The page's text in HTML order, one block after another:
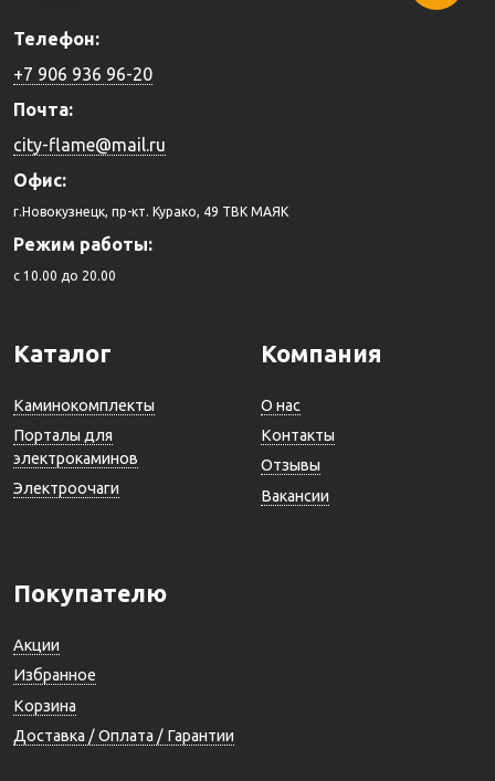
Телефон:
+7 906 936 96-20
Почта:
city-flame@mail.ru
Офис:
г.Новокузнецк, пр-кт. Курако, 49 ТВК МАЯК
Режим работы:
c 10.00 до 20.00
Каталог
Каминокомплекты
Порталы для
электрокаминов
Электроочаги
Компания
О нас
Контакты
Отзывы
Вакансии
Покупателю
Акции
Избранное
Корзина
Доставка / Оплата / Гарантии